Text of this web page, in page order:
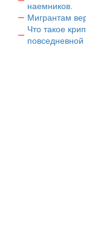
наемников.
Мигрантам
Что такое
повседневной